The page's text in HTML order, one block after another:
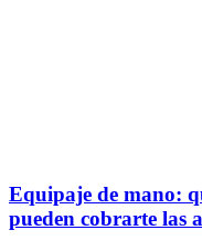
Equipaje de mano:
pueden cobrarte las